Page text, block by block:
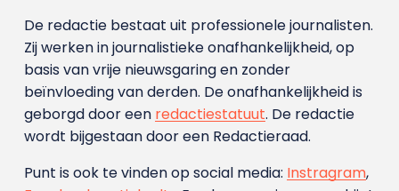
De redactie bestaat uit professionele journalisten.
Zij werken in journalistieke onafhankelijkheid, op
basis van vrije nieuwsgaring en zonder
beïnvloeding van derden. De onafhankelijkheid is
geborgd door een redactiestatuut. De redactie
wordt bijgestaan door een Redactieraad.
Punt is ook te vinden op social media: Instragram,